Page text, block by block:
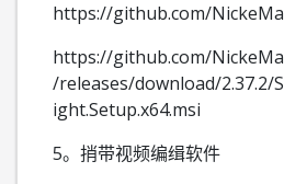
https://github.com/
https://github.com/
/releases/download/2.37.2/
ight.Setup.x64.msi
5。捎带视频编缉软件